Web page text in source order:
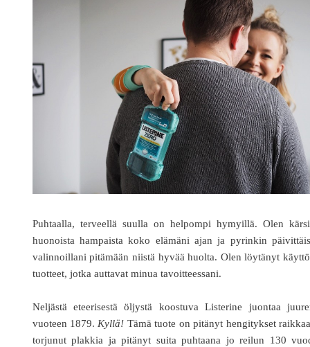
Puhtaalla, terveellä suulla on helpompi hymyillä. Olen
huonoista hampaista koko elämäni ajan ja pyrinkin
valinnoillani pitämään niistä hyvää huolta. Olen löytänyt
tuotteet, jotka auttavat minua tavoitteessani.
Neljästä eteerisestä öljystä koostuva Listerine juontaa
vuoteen 1879.Kyllä! Tämä tuote on pitänyt hengitykset
torjunut plakkia ja pitänyt suita puhtaana jo reilun 130